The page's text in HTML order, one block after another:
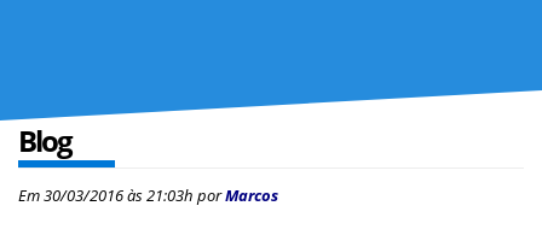
Blog
Em30/03/2016 às 21:03h porMarcos